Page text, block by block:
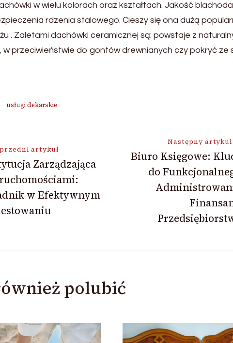
w wielu kolorach oraz kształtach. Jakość
rdzenia stalowego. Cieszy się ona dużą
. Zaletami dachówki ceramicznej są: powstaje z
w przeciwieństwie do gontów drewnianych czy pokryć ze
usługi dekarskie
artykuł
Zarządzająca
w Efektywnym
Następny artykuł
Biuro Księgowe:
do
polubić